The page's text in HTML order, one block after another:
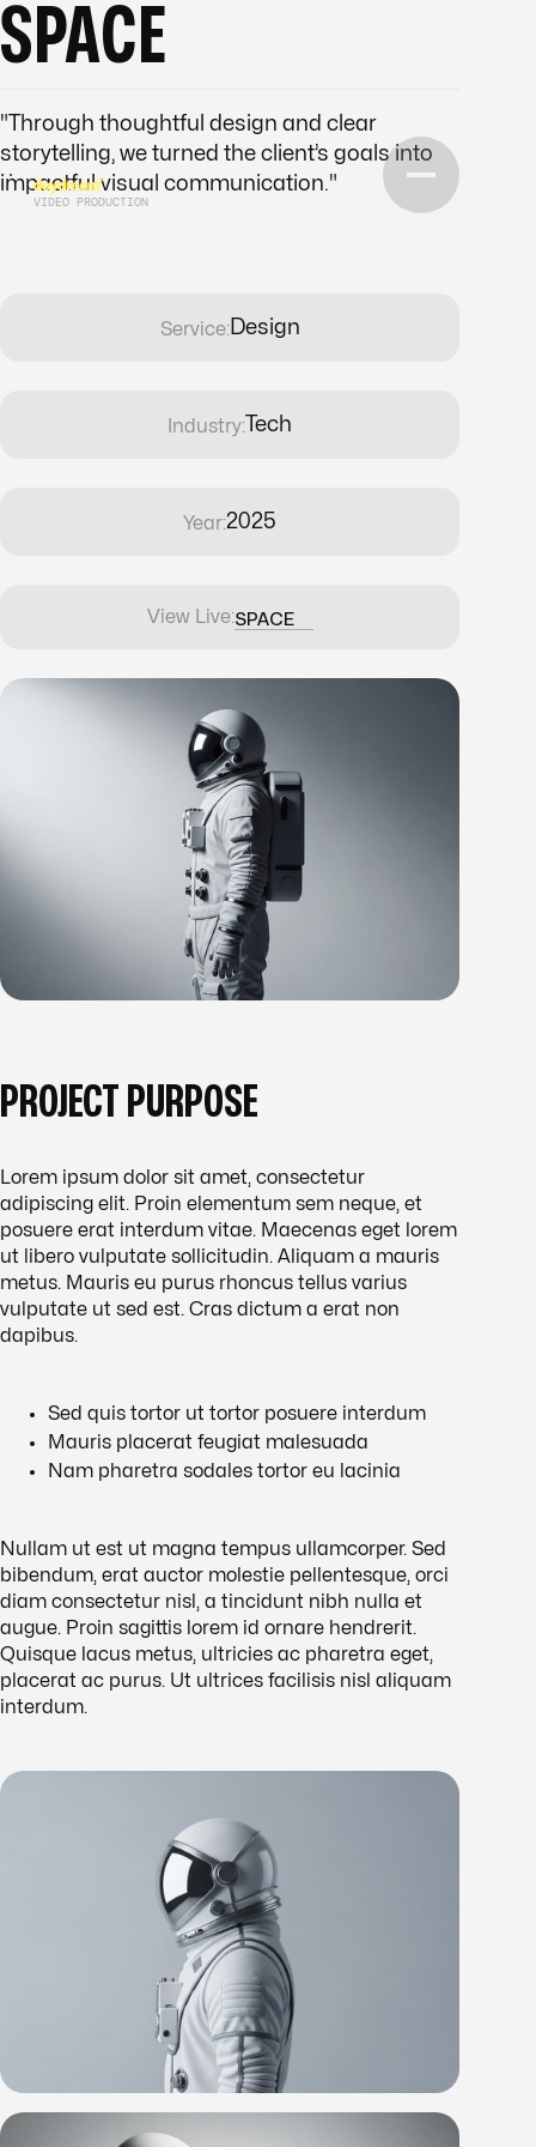
VIDEO PRODUCTION
SPACE
"Through thoughtful design and clear
storytelling, we turned the client’s goals into
impactful visual communication."
Service: Design
Industry: Tech
Year:2025
View Live:SPACE
PROJECT PURPOSE
Lorem ipsum dolor sit amet, consectetur
adipiscing elit. Proin elementum sem neque, et
posuere erat interdum vitae. Maecenas eget lorem
ut libero vulputate sollicitudin. Aliquam a mauris
metus. Mauris eu purus rhoncus tellus varius
vulputate ut sed est. Cras dictum a erat non
dapibus.
Sed quis tortor ut tortor posuere interdum
Mauris placerat feugiat malesuada
Nam pharetra sodales tortor eu lacinia
Nullam ut est ut magna tempus ullamcorper. Sed
bibendum, erat auctor molestie pellentesque, orci
diam consectetur nisl, a tincidunt nibh nulla et
augue. Proin sagittis lorem id ornare hendrerit.
Quisque lacus metus, ultricies ac pharetra eget,
placerat ac purus. Ut ultrices facilisis nisl aliquam
interdum.